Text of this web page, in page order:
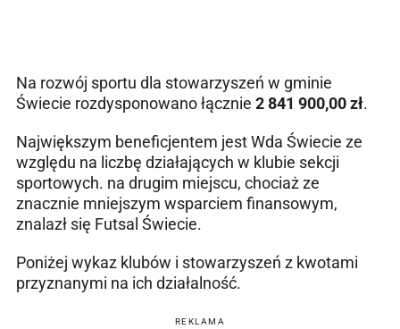
Na rozwój sportu dla stowarzyszeń w gminie
Świecie rozdysponowano łącznie 2 841 900,00 zł.
Największym beneficjentem jest Wda Świecie ze
względu na liczbę działających w klubie sekcji
sportowych. na drugim miejscu, chociaż ze
znacznie mniejszym wsparciem finansowym,
znalazł się Futsal Świecie.
Poniżej wykaz klubów i stowarzyszeń z kwotami
przyznanymi na ich działalność.
REKLAMA